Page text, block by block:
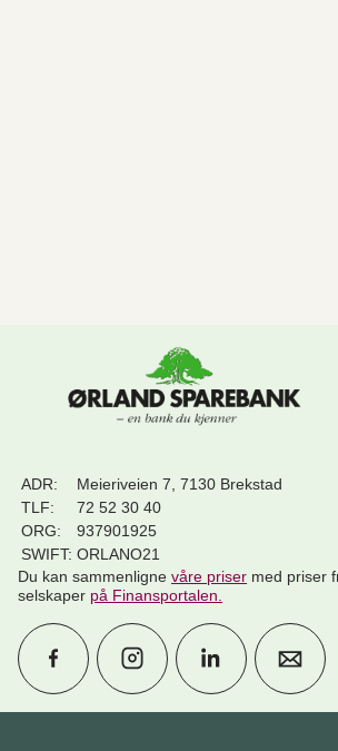
ADR:
Meieriveien 7, 7130 Brekstad
TLF:
72 52 30 40
ORG:
937901925
SWIFT: ORLANO21
Du kan sammenligne våre priser med priser
selskaper på Finansportalen